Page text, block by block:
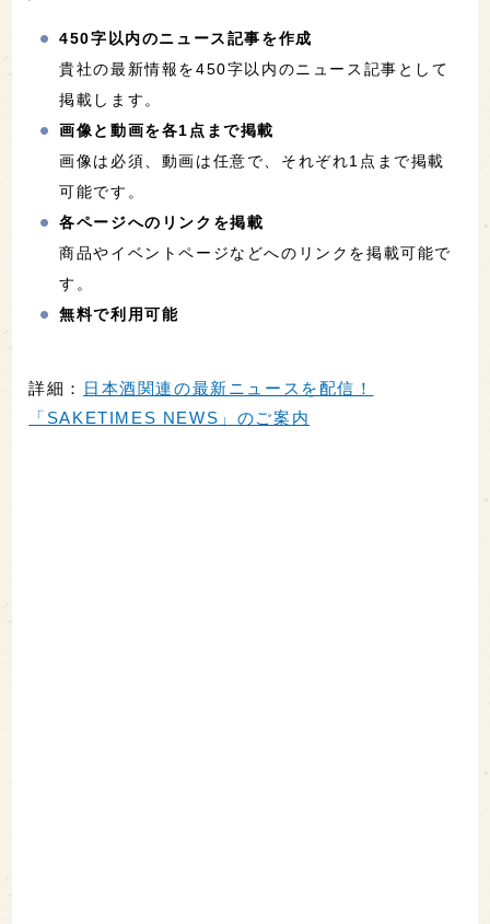
450字以内のニュース記事を作成
貴社の最新情報を450字以内のニュース記事として
掲載します。
画像と動画を各1点まで掲載
画像は必須、動画は任意で、それぞれ1点まで掲載
可能です。
各ページへのリンクを掲載
商品やイベントページなどへのリンクを掲載可能で
す。
無料で利用可能
詳細：
日本酒関連の最新ニュースを配信！
「SAKETIMES NEWS」のご案内